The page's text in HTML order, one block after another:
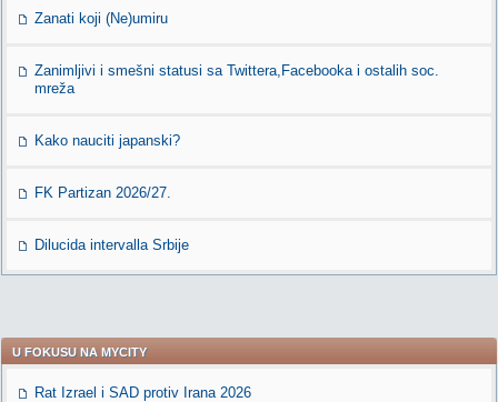
Zanati koji (Ne)umiru
Zanimljivi i smešni statusi sa Twittera,Facebooka i ostalih soc.
mreža
Kako nauciti japanski?
FK Partizan 2026/27.
Dilucida intervalla Srbije
U FOKUSU NA MYCITY
Rat Izrael i SAD protiv Irana 2026